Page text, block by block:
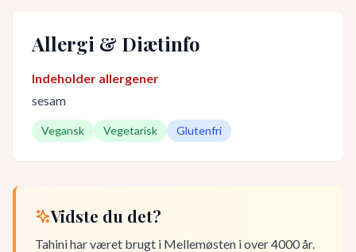
Allergi & Diætinfo
Indeholder allergener
sesam
Vegansk Vegetarisk Glutenfri
Vidste du det?
Tahini har været brugt i Mellemøsten i over 4000 år.